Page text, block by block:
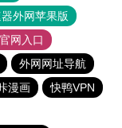
外网苹果版
网入口
外网网址导航
漫画
快鸭VPN